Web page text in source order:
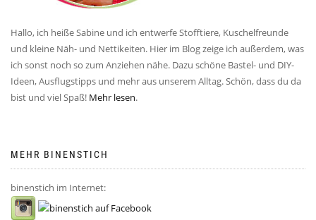
Hallo, ich heiße Sabine und ich entwerfe Stofftiere, Kuschelfreunde
und kleine Näh- und Nettikeiten. Hier im Blog zeige ich außerdem, was
ich sonst noch so zum Anziehen nähe. Dazu schöne Bastel- und DIY-
Ideen, Ausflugstipps und mehr aus unserem Alltag. Schön, dass du da
bist und viel Spaß! Mehr lesen.
MEHR BINENSTICH
binenstich im Internet: